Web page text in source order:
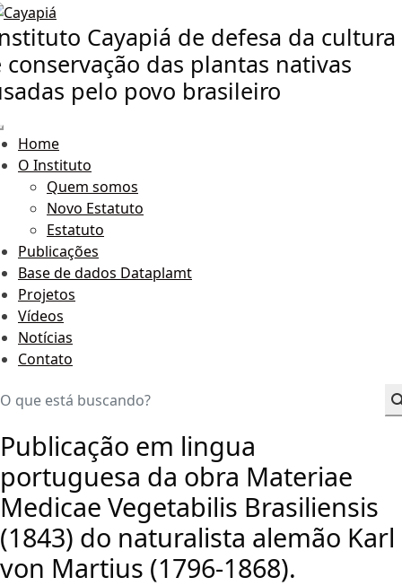
Cayapiá de defesa da cultura
conservação das plantas nativas
pelo povo brasileiro
Home
O Instituto
Quem somos
Novo Estatuto
Estatuto
Publicações
Base de dados Dataplamt
Projetos
Vídeos
Notícias
Contato
Publicação em lingua
portuguesa da obra Materiae
Medicae Vegetabilis Brasiliensis
(1843) do naturalista alemão Karl
von Martius (1796-1868).